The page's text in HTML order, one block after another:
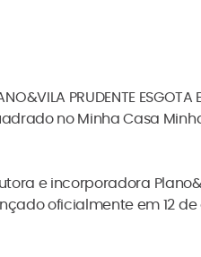
PRUDENTE
no Minha Casa
e incorporadora
oficialmente em 12